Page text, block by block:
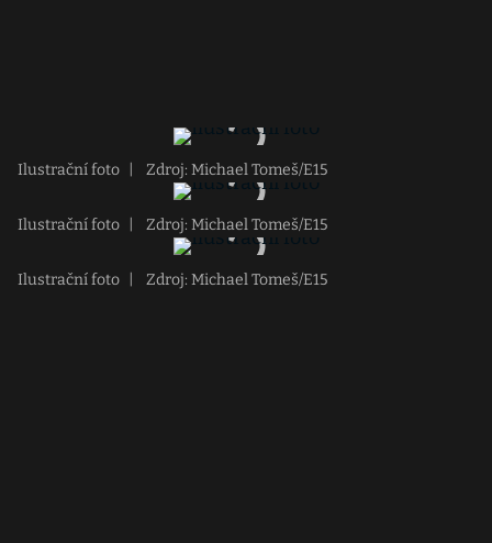
Ilustrační foto Zdroj: Michael Tomeš/E15
Ilustrační foto Zdroj: Michael Tomeš/E15
Ilustrační foto Zdroj: Michael Tomeš/E15